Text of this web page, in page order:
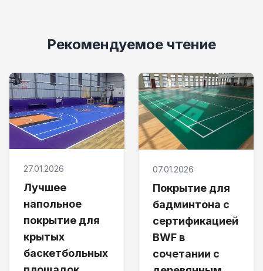
Рекомендуемое чтение
27.01.2026
Лучшее
напольное
покрытие для
крытых
баскетбольных
07.01.2026
Покрытие для
бадминтона с
сертификацией
BWF в
сочетании с